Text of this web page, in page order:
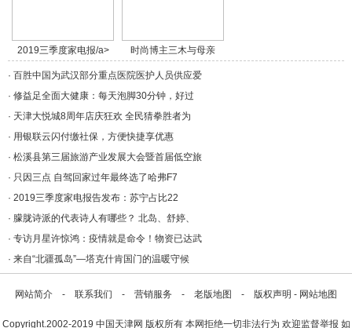
2019三季度家电报/a>
时尚博主三木与母亲
穿/a>
· 百胜中国为武汉部分重点医院医护人员供应爱
· 修益足全面大健康：每天泡脚30分钟，好过
· 天津大悦城8周年店庆狂欢 全民猜拳胜者为
· 用银联云闪付缴社保，方便快捷享优惠
· 松溪县第三届旅游产业发展大会暨首届低空旅
· 只因三点 自驾回家过年最终选了哈弗F7
· 2019三季度家电报告发布：苏宁占比22
· 朦胧诗派的代表诗人有哪些？ 北岛、舒婷、
· 专访月星许惊鸿：疫情就是命令！物资已达武
· 来自“北疆孤岛”—塔克什肯国门的温暖守候
网站简介 - 联系我们 - 营销服务 - 老版地图 - 版权声明 - 网站地图
Copyright.2002-2019 中国天津网 版权所有 本网拒绝一切非法行为 欢迎监督举报 如